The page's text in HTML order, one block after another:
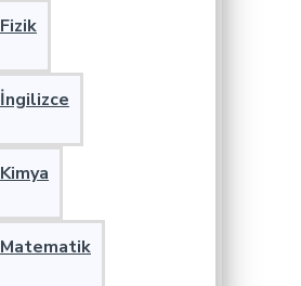
Fizik
İngilizce
Kimya
Matematik